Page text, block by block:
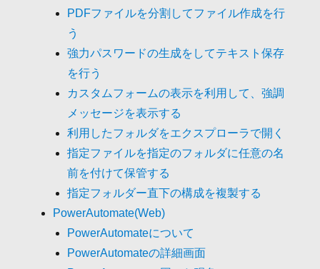
PDFファイルを分割してファイル作成を行
う
強力パスワードの生成をしてテキスト保存
を行う
カスタムフォームの表示を利用して、強調
メッセージを表示する
利用したフォルダをエクスプローラで開く
指定ファイルを指定のフォルダに任意の名
前を付けて保管する
指定フォルダー直下の構成を複製する
PowerAutomate(Web)
PowerAutomateについて
PowerAutomateの詳細画面